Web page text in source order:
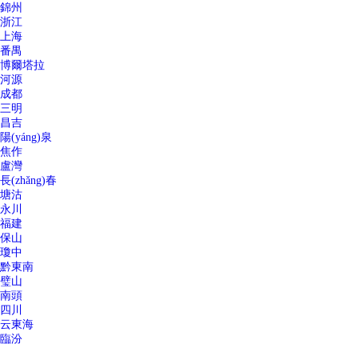
錦州
浙江
上海
番禺
博爾塔拉
河源
成都
三明
昌吉
陽(yáng)泉
焦作
盧灣
長(zhǎng)春
塘沽
永川
福建
保山
瓊中
黔東南
璧山
南頭
四川
云東海
臨汾